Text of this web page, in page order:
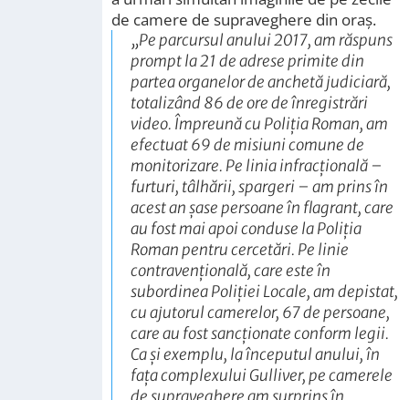
de camere de supraveghere din oraş.
„Pe parcursul anului 2017, am răspuns
prompt la 21 de adrese primite din
partea organelor de anchetă judiciară,
totalizând 86 de ore de înregistrări
video. Împreună cu Poliţia Roman, am
efectuat 69 de misiuni comune de
monitorizare. Pe linia infracţională –
furturi, tâlhării, spargeri – am prins în
acest an şase persoane în flagrant, care
au fost mai apoi conduse la Poliţia
Roman pentru cercetări. Pe linie
contravenţională, care este în
subordinea Poliţiei Locale, am depistat,
cu ajutorul camerelor, 67 de persoane,
care au fost sancţionate conform legii.
Ca şi exemplu, la începutul anului, în
faţa complexului Gulliver, pe camerele